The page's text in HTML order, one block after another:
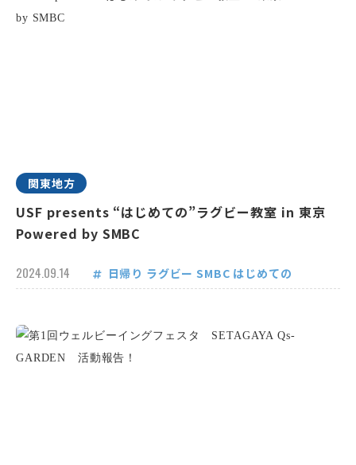
関東地方
USF presents “はじめての”ラグビー教室 in 東京
Powered by SMBC
2024.09.14 日帰り ラグビー SMBC はじめての